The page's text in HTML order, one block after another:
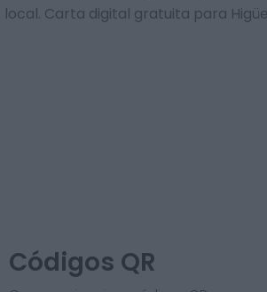
local. Carta digital gratuita para
Códigos QR